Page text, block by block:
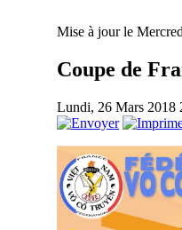
Mise à jour le
Coupe de
Lundi, 26 Mars 2018